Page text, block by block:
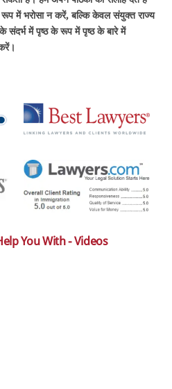
में भरोसा न करें, बल्कि केवल संयुक्त राज्य
संदर्भ में पृष्ठ के रूप में पृष्ठ के बारे में
You With - Videos